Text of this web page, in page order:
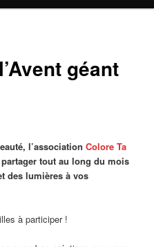
géant
l’associationColore Ta
tout au long du mois
des lumières à vos
à participer !